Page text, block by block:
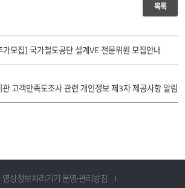
목록
가모집] 국가철도공단 설계VE 전문위원 모집안내
고객만족도조사 관련 개인정보 제3자 제공사항 알림
영상정보처리기기 운영·관리방침